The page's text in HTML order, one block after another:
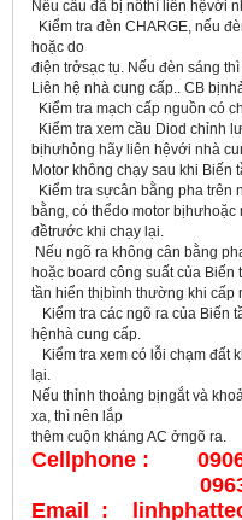
Nếu cầu đã bị nổthì liên hệvới
Kiểm tra đèn CHARGE, nếu
hoặc do
điện trởsạc tụ. Nếu đèn sáng
Liên hệ nhà cung cấp.. CB
Kiểm tra mạch cấp nguồn có
Kiểm tra xem cầu Diod chỉnh
bịhưhỏng hãy liên hệvới nhà
Motor không chạy sau khi Biến
Kiểm tra sựcân bằng pha trên
bằng, có thểdo motor
đềtrước khi chạy lại.
Nếu ngõ ra không cân bằng
hoặc board công suất của
tần hiển thịbình thường khi cấp
Kiểm tra các ngõ ra của Biến
hệnhà cung cấp.
Kiểm tra xem có lỗi chạm đất
lại.
Nếu thỉnh thoảng bịngắt và
xa, thì nên lắp
thêm cuộn kháng AC ởngõ ra.
Cellphone : 0906
0963 92
Email :